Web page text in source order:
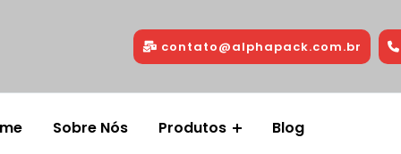
contato@alphapack.com.br
Sobre Nós Produtos Blog